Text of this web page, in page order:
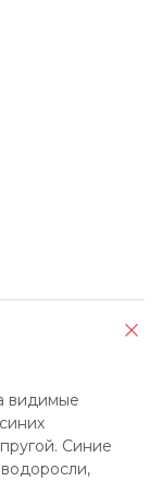
видимые
Синие